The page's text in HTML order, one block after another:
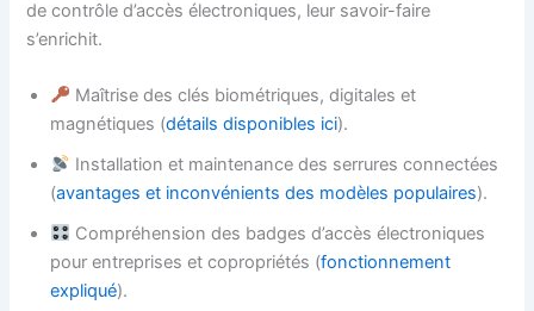
de contrôle d’accès électroniques, leur savoir-faire
s’enrichit.
Maîtrise des clés biométriques, digitales et
magnétiques (détails disponibles ici).
Installation et maintenance des serrures connectées
(avantages et inconvénients des modèles populaires).
Compréhension des badges d’accès électroniques
pour entreprises et copropriétés (fonctionnement
expliqué).